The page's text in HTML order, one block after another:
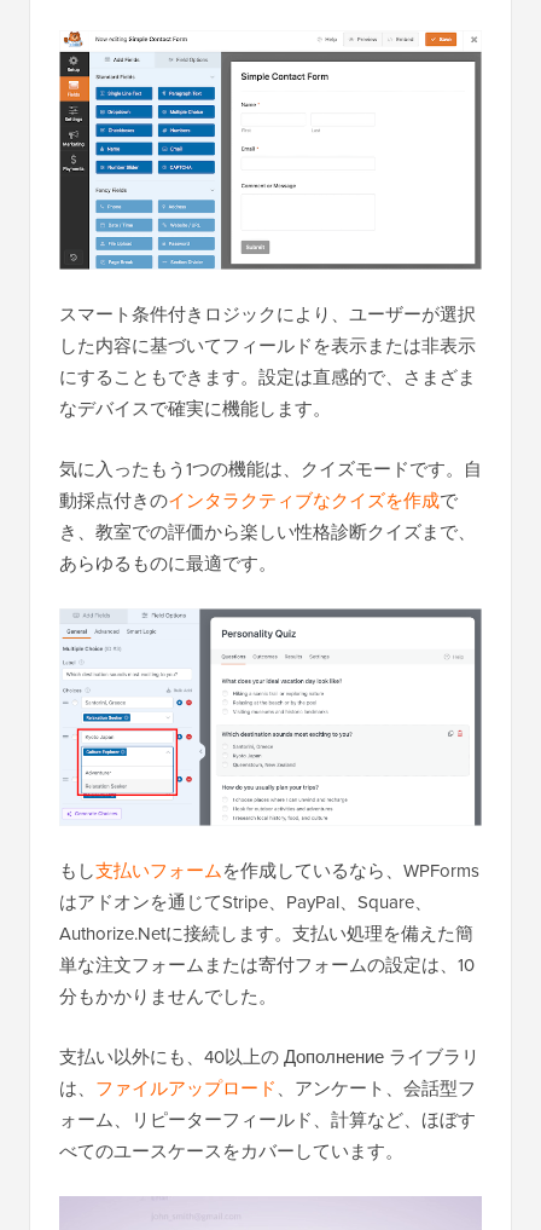
スマート条件付きロジックにより、ユーザーが選択
した内容に基づいてフィールドを表示または非表示
にすることもできます。設定は直感的で、さまざま
なデバイスで確実に機能します。
気に入ったもう1つの機能は、クイズモードです。自
動採点付きのインタラクティブなクイズを作成で
き、教室での評価から楽しい性格診断クイズまで、
あらゆるものに最適です。
もし支払いフォームを作成しているなら、WPForms
はアドオンを通じてStripe、PayPal、Square、
Authorize.Netに接続します。支払い処理を備えた簡
単な注文フォームまたは寄付フォームの設定は、10
分もかかりませんでした。
支払い以外にも、40以上の Дополнение ライブラリ
は、 ファイルアップロード、アンケート、会話型フ
ォーム、リピーターフィールド、計算など、ほぼす
べてのユースケースをカバーしています。